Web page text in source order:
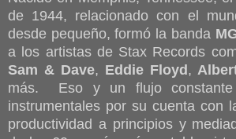
de 1944, relacionado con el
desde pequeño, formó la banda
a los artistas de Stax Records
Sam & Dave, Eddie Floyd ,
más. Eso y un flujo constante
instrumentales por su cuenta con
productividad a principios y